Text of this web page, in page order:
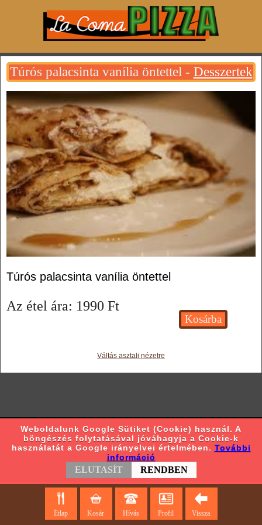
Túrós palacsinta vanília öntettel - Desszertek
Túrós palacsinta vanília öntettel
Az étel ára: 1990 Ft
Váltás asztali nézetre
Étlap Kosár Hívás Profil Vissza
Weboldalunk Google Sütiket (Cookie) használ. A
böngészés folytatásával jóváhagyja a Cookie-k
használatát a Google irányelvei értelmében. További
információ
ELUTASÍT RENDBEN